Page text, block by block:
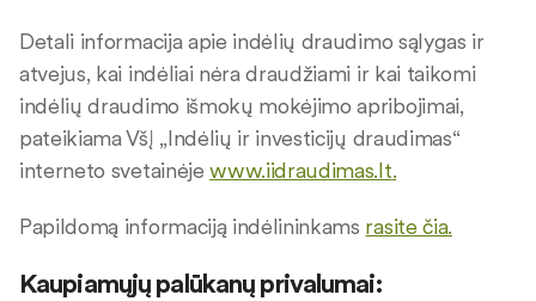
Detali informacija apie indėlių draudimo sąlygas ir
atvejus, kai indėliai nėra draudžiami ir kai taikomi
indėlių draudimo išmokų mokėjimo apribojimai,
pateikiama VšĮ „Indėlių ir investicijų draudimas“
interneto svetainėjewww.iidraudimas.lt.
Papildomą informaciją indėlininkams rasite čia.
Kaupiamųjų palūkanų privalumai: